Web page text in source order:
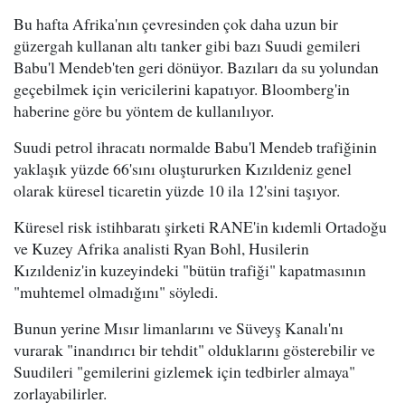
Bu hafta Afrika'nın çevresinden çok daha uzun bir
güzergah kullanan altı tanker gibi bazı Suudi gemileri
Babu'l Mendeb'ten geri dönüyor. Bazıları da su yolundan
geçebilmek için vericilerini kapatıyor. Bloomberg'in
haberine göre bu yöntem de kullanılıyor.
Suudi petrol ihracatı normalde Babu'l Mendeb trafiğinin
yaklaşık yüzde 66'sını oluştururken Kızıldeniz genel
olarak küresel ticaretin yüzde 10 ila 12'sini taşıyor.
Küresel risk istihbaratı şirketi RANE'in kıdemli Ortadoğu
ve Kuzey Afrika analisti Ryan Bohl, Husilerin
Kızıldeniz'in kuzeyindeki "bütün trafiği" kapatmasının
"muhtemel olmadığını" söyledi.
Bunun yerine Mısır limanlarını ve Süveyş Kanalı'nı
vurarak "inandırıcı bir tehdit" olduklarını gösterebilir ve
Suudileri "gemilerini gizlemek için tedbirler almaya"
zorlayabilirler.